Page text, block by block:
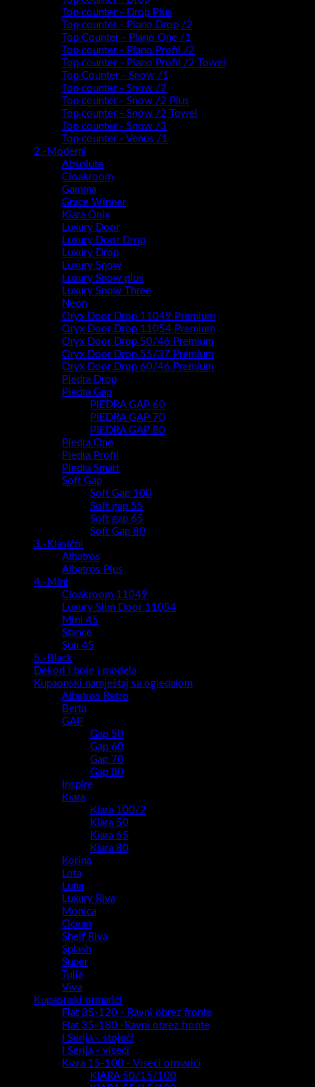
Top counter - Drop Plus
Top counter - Piano Drop /2
Top Counter - Piano One /1
Top counter - Piano Profil /2
Top counter - Piano Profil /2 Towel
Top Counter - Snow /1
Top counter - Snow /2
Top counter - Snow /2 Plus
Top counter - Snow /2 Towel
Top counter - Snow /3
Top counter - Venus /1
2.-Moderni
Absolute
Cloakroom
Gamma
Grace Winner
Kiara Onix
Luxury Door
Luxury Door Drop
Luxury Drop
Luxury Snow
Luxury Snow plus
Luxury Snow Three
Neon
Oryx Door Drop 11049 Premium
Oryx Door Drop 11054 Premium
Oryx Door Drop 50/46 Premium
Oryx Door Drop 55/37 Premium
Oryx Door Drop 60/46 Premium
Piedra Drop
Piedra Gap
PIEDRA GAP 60
PIEDRA GAP 70
PIEDRA GAP 80
Piedra One
Piedra Profil
Piedra Smart
Soft Gap
Soft Gap 100
Soft gap 55
Soft gap 65
Soft Gap 80
3.-Klasični
Albatros
Albatros Plus
4.-Mini
Cloakroom 11049
Luxury Slim Door 11054
Mini 45
Stance
Sun 45
5.-Black
Dekori ( boje ) modela
Kupaonski namještaj sa ogledalom
Albatros Retro
Berta
GAP
Gap 50
Gap 60
Gap 70
Gap 80
Inspire
Kiara
Kiara 100/2
Kiara 50
Kiara 65
Kiara 80
Korina
Lota
Luna
Luxury Riva
Monica
Ocean
Shelf Riva
Splash
Super
Tulia
Viva
Kupaonski ormarići
Flat 35-120 - Ravni obrez fronte
Flat 35-180 -Ravni obrez fronte
I Serija - stojeći
I Serija - viseći
Kiara 15-100 - Viseći ormarići
KIARA 50/15/100